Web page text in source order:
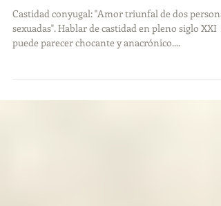
matrimonio
Castidad conyugal: "Amor triunfal de dos
sexuadas". Hablar de castidad en pleno siglo XXI